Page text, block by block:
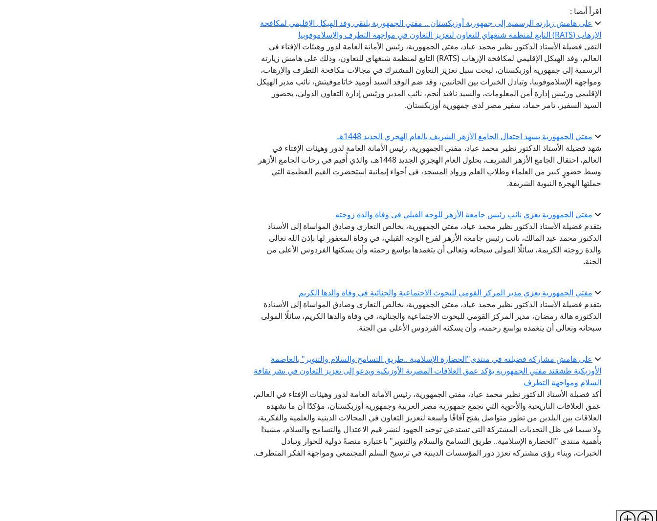
اقرأ أيضا :
على هامش زيارته الرسمية إلى جمهورية أوزبكستان .. مفتي الجمهورية يلتقي وفد الهيكل الإقليمي لمكافحة
الإرهاب (RATS) التابع لمنظمة شنغهاي للتعاون لتعزيز التعاون في مواجهة التطرف والإسلاموفوبيا
التقى فضيلة الأستاذ الدكتور نظير محمد عياد، مفتي الجمهورية، رئيس الأمانة العامة لدور وهيئات الإفتاء في
العالم، وفد الهيكل الإقليمي لمكافحة الإرهاب (RATS) التابع لمنظمة شنغهاي للتعاون، وذلك على هامش زيارته
الرسمية إلى جمهورية أوزبكستان، لبحث سبل تعزيز التعاون المشترك في مجالات مكافحة التطرف والإرهاب،
ومواجهة الإسلاموفوبيا، وتبادل الخبرات بين الجانبين، وقد ضم الوفد السيد أوميد خاتاموفيتش، نائب مدير الهيكل
الإقليمي ورئيس إدارة أمن المعلومات، والسيد نافيد أنجم، نائب المدير ورئيس إدارة التعاون الدولي، بحضور
السيد السفير، تامر حماد، سفير مصر لدى جمهورية أوزبكستان.
مفتي الجمهورية يشهد احتفال الجامع الأزهر الشريف بالعام الهجري الجديد 1448هـ
شهد فضيلة الأستاذ الدكتور نظير محمد عياد، مفتي الجمهورية، رئيس الأمانة العامة لدور وهيئات الإفتاء في
العالم، احتفال الجامع الأزهر الشريف، بحلول العام الهجري الجديد 1448هـ، والذي أُقيم في رحاب الجامع الأزهر
وسط حضورٍ كبير من العلماء وطلاب العلم ورواد المسجد، في أجواء إيمانية استحضرت القيم العظيمة التي
حملتها الهجرة النبوية الشريفة.
مفتي الجمهورية يعزي نائب رئيس جامعة الأزهر للوجه القبلي في وفاة والدة زوجته
يتقدم فضيلة الأستاذ الدكتور نظير محمد عياد، مفتي الجمهورية، بخالص التعازي وصادق المواساة إلى الأستاذ
الدكتور محمد عبد المالك، نائب رئيس جامعة الأزهر لفرع الوجه القبلي، في وفاة المغفور لها بإذن الله تعالى
والدة زوجته الكريمة، سائلًا المولى سبحانه وتعالى أن يتغمدها بواسع رحمته وأن يسكنها الفردوس الأعلى من
الجنة.
مفتي الجمهورية يعزي مدير المركز القومي للبحوث الاجتماعية والجنائية في وفاة والدها الكريم
يتقدم فضيلة الأستاذ الدكتور نظير محمد عياد، مفتي الجمهورية، بخالص التعازي وصادق المواساة إلى الأستاذة
الدكتورة هالة رمضان، مدير المركز القومي للبحوث الاجتماعية والجنائية، في وفاة والدها الكريم، سائلًا المولى
سبحانه وتعالى أن يتغمده بواسع رحمته، وأن يسكنه الفردوس الأعلى من الجنة.
على هامش مشاركة فضيلته في منتدى"الحضارة الإسلامية ..طريق التسامح والسلام والتنوير" بالعاصمة
الأوزبكية طشقند مفتي الجمهورية يؤكد عمق العلاقات المصرية الأوزبكية ويدعو إلى تعزيز التعاون في نشر ثقافة
السلام ومواجهة التطرف
أكد فضيلة الأستاذ الدكتور نظير محمد عياد، مفتي الجمهورية، رئيس الأمانة العامة لدور وهيئات الإفتاء في العالم،
عمق العلاقات التاريخية والأخوية التي تجمع جمهورية مصر العربية وجمهورية أوزبكستان، مؤكدًا أن ما تشهده
العلاقات بين البلدين من تطور متواصل يفتح آفاقًا واسعة لتعزيز التعاون في المجالات الدينية والعلمية والفكرية،
ولا سيما في ظل التحديات المشتركة التي تستدعي توحيد الجهود لنشر قيم الاعتدال والتسامح والسلام، مشيدًا
بأهمية منتدى "الحضارة الإسلامية.. طريق التسامح والسلام والتنوير" باعتباره منصةً دولية للحوار وتبادل
الخبرات، وبناء رؤى مشتركة تعزز دور المؤسسات الدينية في ترسيخ السلم المجتمعي ومواجهة الفكر المتطرف.